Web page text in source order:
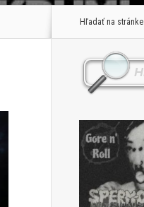
Hľadať na stránke